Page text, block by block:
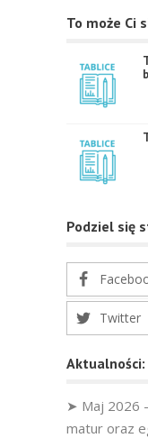
To może Ci
Podziel się
Twitter
Aktualności:
➤ Maj 2026
matur oraz